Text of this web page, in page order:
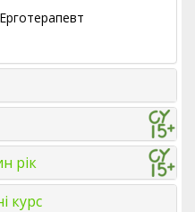
Ерготерапевт
рік
курс